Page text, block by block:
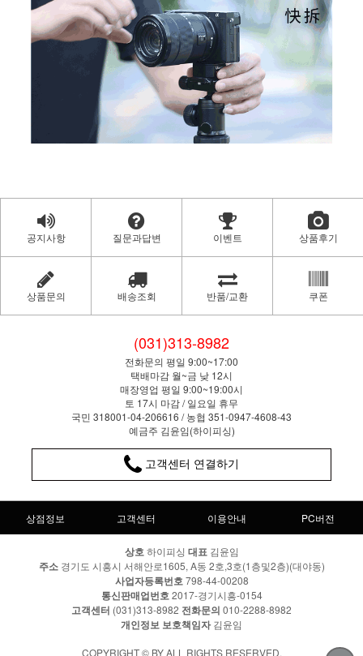
공지사항 질문과답변 이벤트 상품후기
상품문의 배송조회 반품/교환 쿠폰
(031)313-8982
전화문의 평일 9:00~17:00
택배마감 월~금 낮 12시
매장영업 평일 9:00~19:00시
토 17시 마감 / 일요일 휴무
국민 318001-04-206616 / 농협 351-0947-4608-43
예금주 김윤임(하이피싱)
고객센터 연결하기
상점정보 고객센터 이용안내 PC버전
상호 하이피싱 대표 김윤임
주소경기도 시흥시 서해안로1605, A동 2호,3호(1층및2층)(대야동)
사업자등록번호 798-44-00208
통신판매업번호 2017-경기시흥-0154
고객센터 (031)313-8982 전화문의 010-2288-8982
개인정보 보호책임자김윤임
COPYRIGHT © BY ALL RIGHTS RESERVED.